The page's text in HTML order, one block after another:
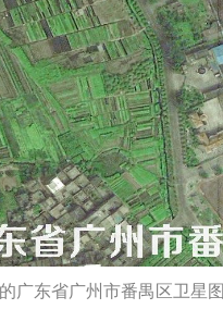
广东省广州市番禺区卫星图